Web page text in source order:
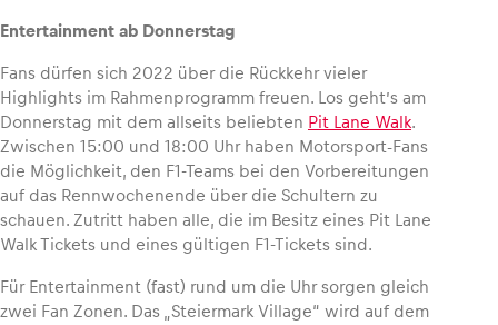
Glossar
Alle anzeigen
Entertainment ab Donnerstag
Fans dürfen sich 2022 über die Rückkehr vieler
Highlights im Rahmenprogramm freuen. Los geht’s am
Donnerstag mit dem allseits beliebten Pit Lane Walk.
Zwischen 15:00 und 18:00 Uhr haben Motorsport-Fans
die Möglichkeit, den F1-Teams bei den Vorbereitungen
auf das Rennwochenende über die Schultern zu
schauen. Zutritt haben alle, die im Besitz eines Pit Lane
Walk Tickets und eines gültigen F1-Tickets sind.
Für Entertainment (fast) rund um die Uhr sorgen gleich
zwei Fan Zonen. Das „Steiermark Village“ wird auf dem